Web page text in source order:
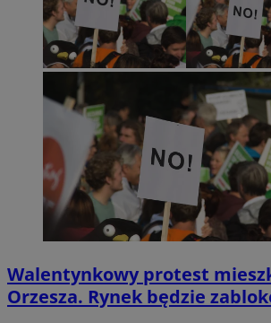
Walentynkowy protest
Orzesza. Rynek będzie